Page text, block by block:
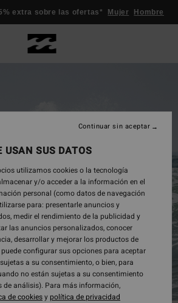
extra sobre las ofertas* Mujer Hombre
Hombre
Comprar Ahora
USAN SUS DATOS
utilizamos cookies o la tecnología
y/o acceder a la información en el
personal (como datos de navegación
para: presentarle anuncios y
medir el rendimiento de la publicidad y
las anuncios personalizados, conocer
desarrollar y mejorar los productos de
configurar sus opciones para aceptar
a su consentimiento, o bien, para
no están sujetas a su consentimiento
de análisis). Para más información,
de cookiesypolítica de privacidad
Continuar sin aceptar